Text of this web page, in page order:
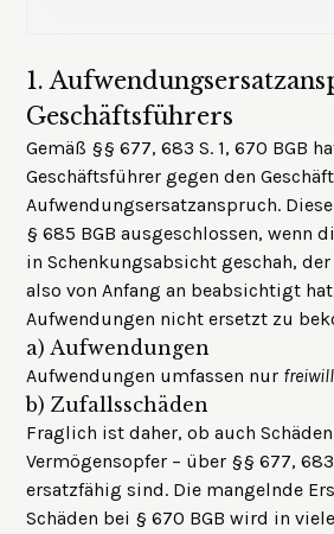
1.
Geschäftsführers
Gemäß §§ 677, 683 S. 1, 670 BGB
Geschäftsführer gegen den
Aufwendungsersatzanspruch.
§ 685 BGB ausgeschlossen, wenn
in Schenkungsabsicht geschah,
also von Anfang an beabsichtigt
Aufwendungen nicht ersetzt zu
a) Aufwendungen
Aufwendungen umfassen nur
b) Zufallsschäden
Fraglich ist daher, ob auch
Vermögensopfer – über §§ 677, 683
ersatzfähig sind. Die mangelnde
Schäden bei § 670 BGB wird in